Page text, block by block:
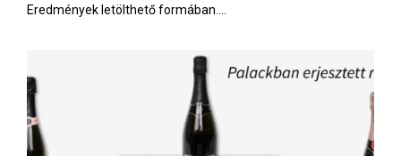
NEredmények letölthető formában....